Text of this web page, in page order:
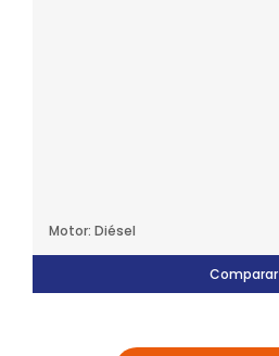
Motor: Diésel
Comparar